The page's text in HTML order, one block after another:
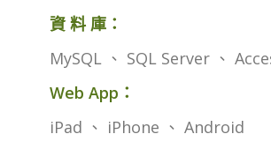
資 料 庫：
MySQL 、 SQL Server 、
Web App：
iPad 、 iPhone 、 Android